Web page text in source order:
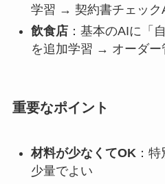
学習 → 契約書チェック
飲食店：基本のAIに「
を追加学習 → オーダー
重要なポイント
材料が少なくてOK：特
少量でよい